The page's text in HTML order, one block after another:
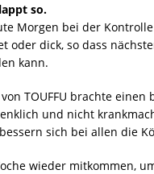
so.
Morgen bei der
oder dick, so dass
kann.
TOUFFU brachte
und nicht
sich bei allen die
wieder mitkommen,